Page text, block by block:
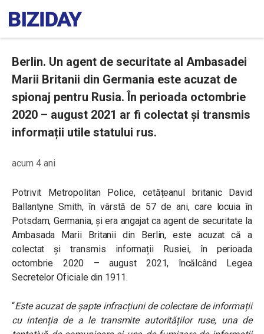
Berlin. Un agent de securitate al Ambasadei
Marii Britanii din Germania este acuzat de
spionaj pentru Rusia. În perioada octombrie
2020 – august 2021 ar fi colectat și transmis
informații utile statului rus.
acum 4 ani
Potrivit Metropolitan Police, cetățeanul britanic David
Ballantyne Smith, în vârstă de 57 de ani, care locuia în
Potsdam, Germania, și era angajat ca agent de securitate la
Ambasada Marii Britanii din Berlin, este acuzat că a
colectat și transmis informații Rusiei, în perioada
octombrie 2020 – august 2021, încălcând Legea
Secretelor Oficiale din 1911.
“Este acuzat de șapte infracțiuni de colectare de informații
cu intenția de a le transmite autorităților ruse, una de